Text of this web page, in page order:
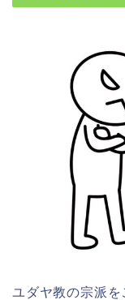
ユダヤ教の宗派を